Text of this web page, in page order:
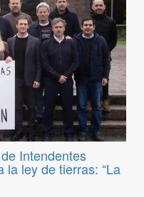
Intendentes
la ley de tierras: “La